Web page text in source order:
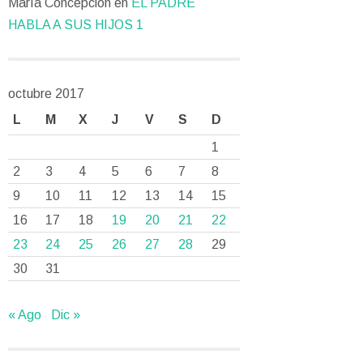
María Concepción en EL PADRE
HABLA A SUS HIJOS 1
octubre 2017
L
M X J V S
D
1
2
3 4 5 6 7
8
9
10 11 12 13 14
15
16
17 18 19 20 21
22
23
24 25 26 27 28
29
30
31
« Ago Dic »